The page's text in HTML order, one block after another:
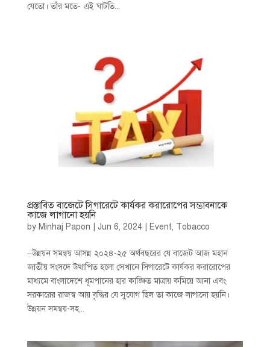
যেতো। তাঁর মতে- এই ঘাটতি...
প্রস্তাবিত বাজেটে সিগারেটে কার্যকর করারোপের সম্ভাবনাকে
কাজে লাগানো হয়নি
by Minhaj Papon Jun 6, 2024| Event, Tobacco
–উন্নয়ন সমন্বয় আসন্ন ২০২৪-২৫ অর্থবছরের যে বাজেট আজ মহান
জাতীয় সংসদে উত্থাপিত হলো সেখানে সিগারেটে কার্যকর করারোপের
মাধ্যমে বাংলাদেশে ধূমপানের হার কাঙ্ক্ষিত মাত্রায় কমিয়ে আনা এবং
সরকারের রাজস্ব আয় বৃদ্ধির যে সুযোগ ছিল তা কাজে লাগানো হয়নি।
উন্নয়ন সমন্বয়-সহ...